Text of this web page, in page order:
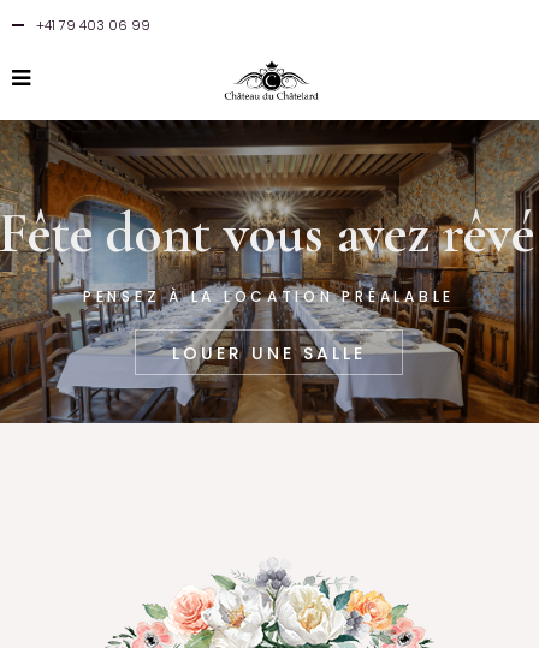
+41 79 403 06 99
Fête dont vous avez rêvé
PENSEZ À LA LOCATION PRÉALABLE
LOUER UNE SALLE